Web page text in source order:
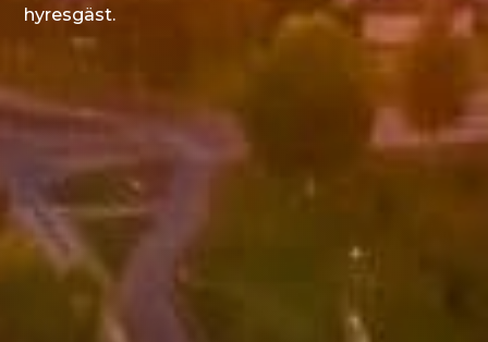
TILL INTRESSEANMÄLAN